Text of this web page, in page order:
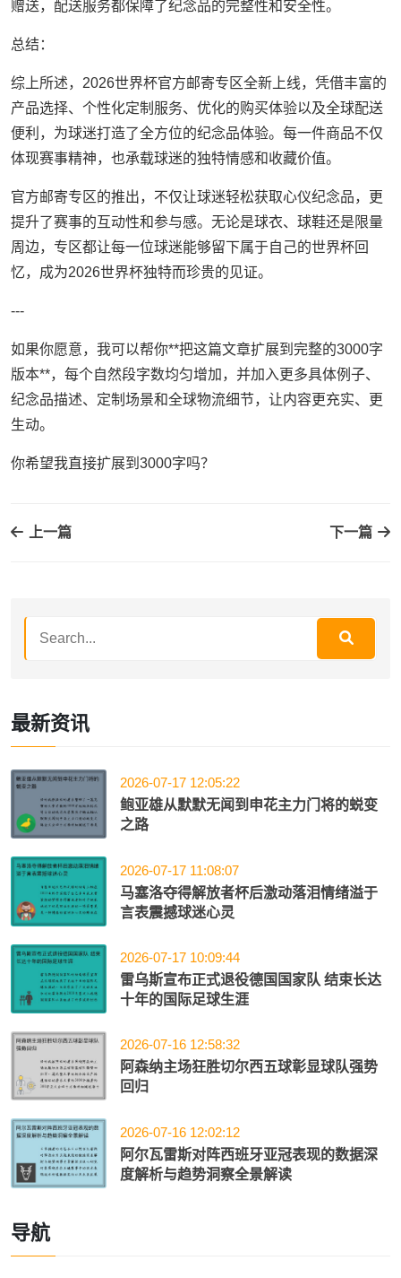
赠送，配送服务都保障了纪念品的完整性和安全性。
总结：
综上所述，2026世界杯官方邮寄专区全新上线，凭借丰富的
产品选择、个性化定制服务、优化的购买体验以及全球配送
便利，为球迷打造了全方位的纪念品体验。每一件商品不仅
体现赛事精神，也承载球迷的独特情感和收藏价值。
官方邮寄专区的推出，不仅让球迷轻松获取心仪纪念品，更
提升了赛事的互动性和参与感。无论是球衣、球鞋还是限量
周边，专区都让每一位球迷能够留下属于自己的世界杯回
忆，成为2026世界杯独特而珍贵的见证。
---
如果你愿意，我可以帮你**把这篇文章扩展到完整的3000字
版本**，每个自然段字数均匀增加，并加入更多具体例子、
纪念品描述、定制场景和全球物流细节，让内容更充实、更
生动。
你希望我直接扩展到3000字吗？
上一篇 下一篇
最新资讯
2026-07-17 12:05:22
鲍亚雄从默默无闻到申花主力门将的蜕变
之路
2026-07-17 11:08:07
马塞洛夺得解放者杯后激动落泪情绪溢于
言表震撼球迷心灵
2026-07-17 10:09:44
雷乌斯宣布正式退役德国国家队 结束长达
十年的国际足球生涯
2026-07-16 12:58:32
阿森纳主场狂胜切尔西五球彰显球队强势
回归
2026-07-16 12:02:12
阿尔瓦雷斯对阵西班牙亚冠表现的数据深
度解析与趋势洞察全景解读
导航